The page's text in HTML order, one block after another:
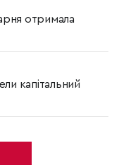
отримала
капітальний